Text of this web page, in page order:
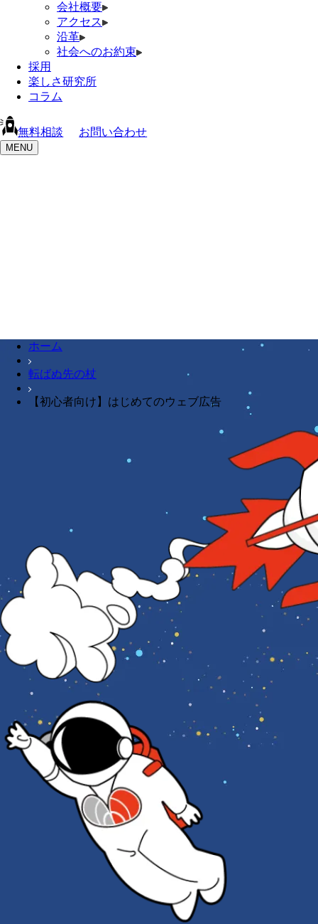
会社概要
アクセス
沿革
社会へのお約束
採用
楽しさ研究所
コラム
無料相談 お問い合わせ
MENU
ホーム
転ばぬ先の杖
【初心者向け】はじめてのウェブ広告